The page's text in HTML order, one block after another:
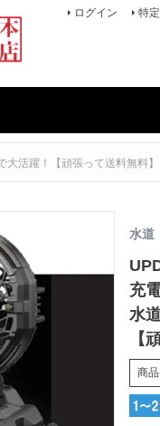
ログイン 特
活躍！【頑張って送料無料】
水道
充
水
【
商